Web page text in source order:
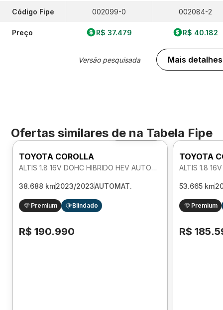
Código Fipe
Preço
002099-0
R$ 37.479
Versão pesquisada
002084-2
R$ 40.182
Mais detalhes
Ofertas similares de na Tabela Fipe
Foto 360º
TOYOTA COROLLA
ALTIS 1.8 16V DOHC HIBRIDO HEV AUTOMATICO
38.688 km2023/2023AUTOMAT.
Premium Blindado
R$ 190.990
TOYOTA
53.665 km
Premium
R$